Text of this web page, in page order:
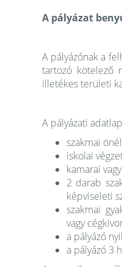
A pályázat
A pályázónak a
tartozó kötelező
illetékes területi
A pályázati
szakmai
iskolai
kamarai
2 darab
képviseleti
szakmai
vagy
a pályázó
a pályázó 3